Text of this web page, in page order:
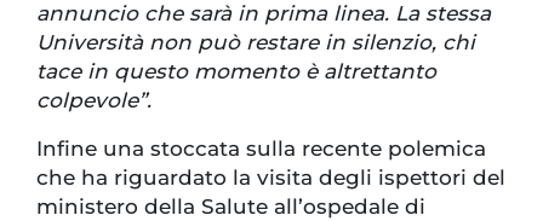
annuncio che sarà in prima linea. La stessa
Università non può restare in silenzio, chi
tace in questo momento è altrettanto
colpevole”.
Infine una stoccata sulla recente polemica
che ha riguardato la visita degli ispettori del
ministero della Salute all’ospedale di